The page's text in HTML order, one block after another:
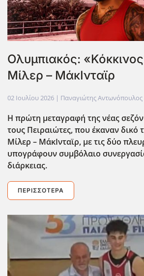
Ολυμπιακός:
Μίλερ – ΜάκΙνταϊρ
02 Ιουλίου 2026 | Παναγιώτης Αντωνόπουλος
Η πρώτη μεταγραφή της νέας σεζόν
τους Πειραιώτες, που έκαναν δικό
Μίλερ – ΜάκΙνταϊρ, με τις δύο
υπογράφουν συμβόλαιο
διάρκειας.
ΠΕΡΙΣΣΌΤΕΡΑ